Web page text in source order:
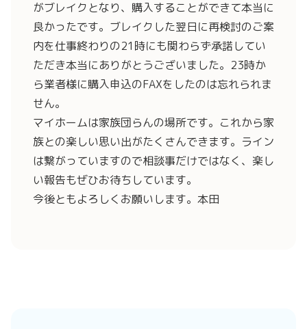
がブレイクとなり、購入することができて本当に
良かったです。ブレイクした翌日に再検討のご案
内を仕事終わりの21時にも関わらず承諾してい
ただき本当にありがとうございました。23時か
ら業者様に購入申込のFAXをしたのは忘れられま
せん。
マイホームは家族団らんの場所です。これから家
族との楽しい思い出がたくさんできます。ライン
は繋がっていますので相談事だけではなく、楽し
い報告もぜひお待ちしています。
今後ともよろしくお願いします。 本田